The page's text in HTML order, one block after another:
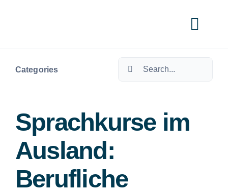
Categories
Search
Sprachkurse im
Ausland:
Berufliche